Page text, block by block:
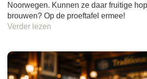
Noorwegen. Kunnen ze daar fruitige
brouwen? Op de proeftafel ermee!
Verder lezen